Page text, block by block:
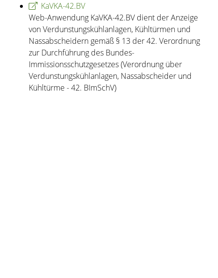
KaVKA-42.BV
Web-Anwendung KaVKA-42.BV dient der Anzeige
von Verdunstungskühlanlagen, Kühltürmen und
Nassabscheidern gemäß § 13 der 42. Verordnung
zur Durchführung des Bundes-
Immissionsschutzgesetzes (Verordnung über
Verdunstungskühlanlagen, Nassabscheider und
Kühltürme - 42. BImSchV)